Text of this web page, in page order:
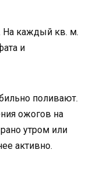
На каждый кв. м.
и
поливают.
ожогов на
утром или
активно.